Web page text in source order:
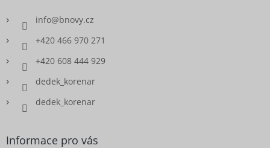
info@bnovy.cz
+420 466 970 271
+420 608 444 929
dedek_korenar
dedek_korenar
Informace pro vás